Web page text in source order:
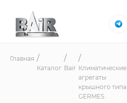
Главная
Каталог Bair Климатические
агрегаты
крышного типа
GERMES